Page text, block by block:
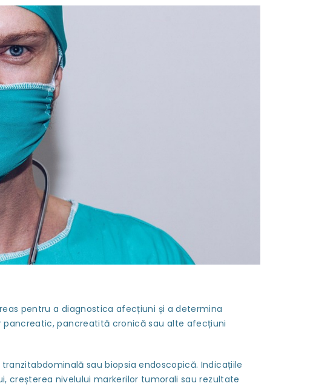
pentru a diagnostica afecțiuni și a determina
pancreatită cronică sau alte afecțiuni
sau biopsia endoscopică. Indicațiile
creșterea nivelului markerilor tumorali sau rezultate